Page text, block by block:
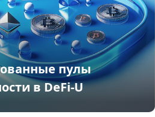
пулы
в DeFi-U